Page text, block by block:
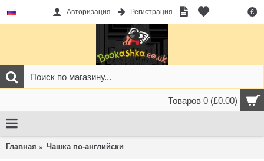
£
Авторизация Регистрация
Товаров 0 (£0.00)
Главная Чашка по-английски